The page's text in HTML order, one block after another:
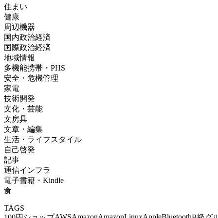
住まい
健康
周辺機器
国内政治経済
国際政治経済
地域情報
多機能携帯・PHS
安全・危機管理
家電
技術開発
文化・芸能
文房具
文章・編集
生活・ライフスタイル
自己啓発
記事
通信インフラ
電子書籍・Kindle
食
TAGS